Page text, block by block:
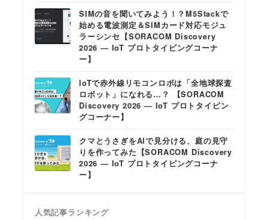
SIMの音を聞いてみよう！？M5Stackで
始める電波測定＆SIMカード対応モジュ
ラーシンセ【SORACOM Discovery
2026 ― IoT プロトタイピングコーナ
ー】
IoTで赤外線リモコンロボは「全地球探査
ロボット」になれる…？ 【SORACOM
Discovery 2026 ― IoT プロトタイピン
グコーナー】
クマとうさぎをAIで見分ける、庭の見守
りを作ってみた【SORACOM Discovery
2026 ― IoT プロトタイピングコーナ
ー】
人気記事ランキング